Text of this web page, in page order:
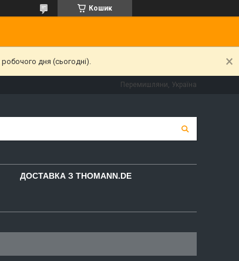
Кошик
дня (сьогодні).
Перемишляни, Україна
ДОСТАВКА З THOMANN.DE